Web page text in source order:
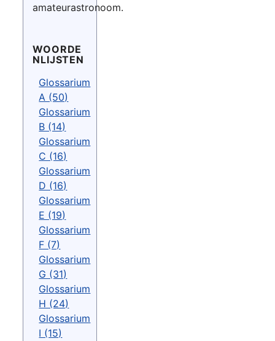
amateurastronoom.
WOORDE
NLIJSTEN
Glossarium
A (50)
Glossarium
B (14)
Glossarium
C (16)
Glossarium
D (16)
Glossarium
E (19)
Glossarium
F (7)
Glossarium
G (31)
Glossarium
H (24)
Glossarium
I (15)